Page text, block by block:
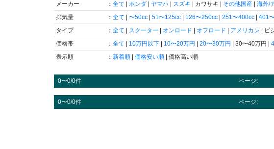
メーカー
： 全て ホンダ ヤマハ スズキ | カワサキ | その他国産 海外/
排気量
： 全て 〜50cc 51〜125cc 126〜250cc 251〜400cc 401
タイプ
： 全て スクーター オンロード オフロード アメリカン | ビ
価格帯
： 全て 10万円以下 10〜20万円 20〜30万円 | 30〜40万円 |
表示順
： 新着順 価格安い順 | 価格高い順
0〜0/0件 ページ:
0〜0/0件 ページ: